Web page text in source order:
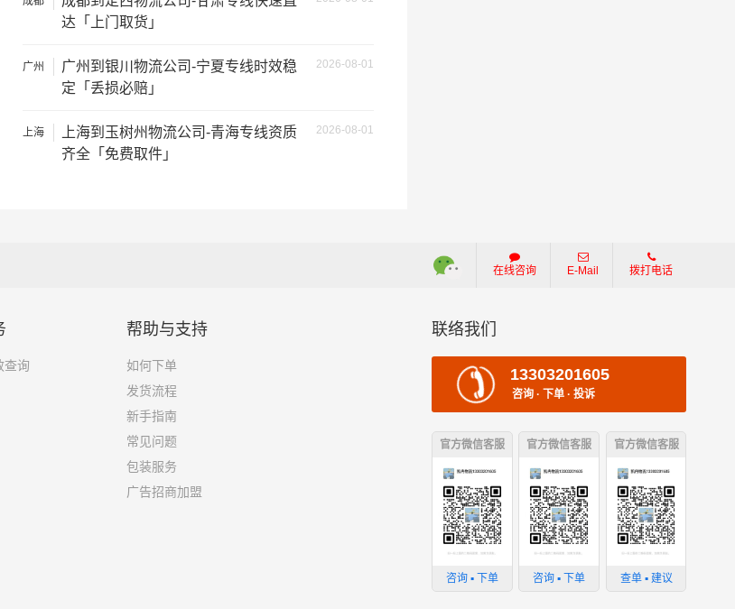
10吨
17吨 9×2.4×2.9
或损坏你的包裹，导致你的物品无法送达或受到损坏；
误，导致你的物品无法按时送达；
达「上门取货」
广州 2026-08-01
广州到银川物流公司-宁夏专线时效稳
定「丢损必赔」
上海 2026-08-01
上海到玉树州物流公司-青海专线资质
齐全「免费取件」
在线咨询 E-Mail 拨打电话
查询
帮助与支持
如何下单
发货流程
新手指南
常见问题
包装服务
广告招商加盟
联络我们
13303201605
咨询 · 下单 · 投诉
官方微信客服
咨询 ▪ 下单
官方微信客服
咨询 ▪ 下单
官方微信客服
查单 ▪ 建议